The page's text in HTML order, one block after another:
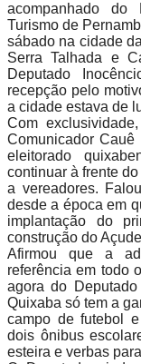
acompanhado do
Turismo de
sábado na cidade
Serra Talhada e
Deputado
recepção pelo
a cidade estava de
Com
Comunicador
eleitorado
continuar à frente
a vereadores.
desde a época em
implantação do
construção do
Afirmou que a
referência em todo
agora do
Quixaba só tem a
campo de futebol
dois ônibus
esteira e verbas